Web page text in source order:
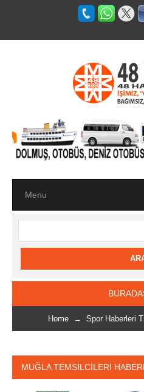
Home → Spor Haberleri
MUĞLA TEMSİLCİLERİ